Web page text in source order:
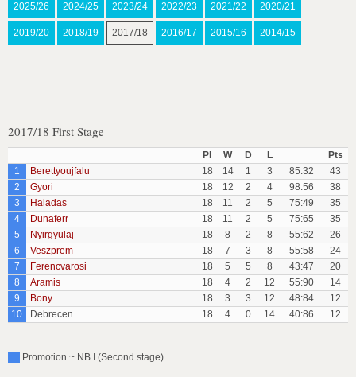
2025/26 2024/25 2023/24 2022/23 2021/22 2020/21
2019/20 2018/19 2017/18 2016/17 2015/16 2014/15
2017/18 First Stage
Pl W D L
Pts
1
Berettyoujfalu 18 14 1 3 85:32
43
2
Gyori 18 12 2 4 98:56
38
3
Haladas 18 11 2 5 75:49
35
4
Dunaferr 18 11 2 5 75:65
35
5
Nyirgyulaj 18 8 2 8 55:62
26
6
Veszprem 18 7 3 8 55:58
24
7
Ferencvarosi 18 5 5 8 43:47
20
8
Aramis 18 4 2 12 55:90
14
9
Bony 18 3 3 12 48:84
12
10
Debrecen 18 4 0 14 40:86 12
Promotion ~ NB I (Second stage)